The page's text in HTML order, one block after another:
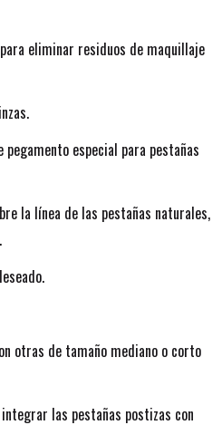
eliminar residuos de maquillaje
especial para pestañas
la línea de las pestañas naturales,
otras de tamaño mediano o corto
las pestañas postizas con